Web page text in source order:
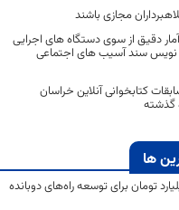
مجازی باشند
آمار دقیق از سوی دستگاه های اجرایی
نویس سند آسیب های اجتماعی
کتابخوانی آنلاین خراسان
گذشته
ها
2500 میلیارد تومان برای توسعه راه‌های دوبانده